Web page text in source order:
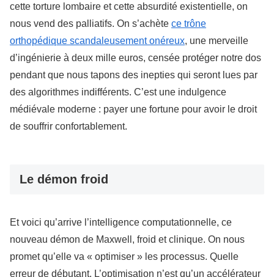
cette torture lombaire et cette absurdité existentielle, on
nous vend des palliatifs. On s’achète ce trône
orthopédique scandaleusement onéreux, une merveille
d’ingénierie à deux mille euros, censée protéger notre dos
pendant que nous tapons des inepties qui seront lues par
des algorithmes indifférents. C’est une indulgence
médiévale moderne : payer une fortune pour avoir le droit
de souffrir confortablement.
Le démon froid
Et voici qu’arrive l’intelligence computationnelle, ce
nouveau démon de Maxwell, froid et clinique. On nous
promet qu’elle va « optimiser » les processus. Quelle
erreur de débutant. L’optimisation n’est qu’un accélérateur